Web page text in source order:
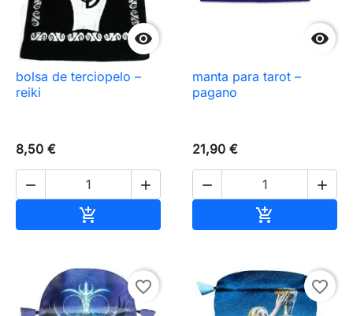

bolsa de terciopelo –
reiki
8,50 €
 


manta para tarot –
pagano
21,90 €
 

favorite_border favorite_border